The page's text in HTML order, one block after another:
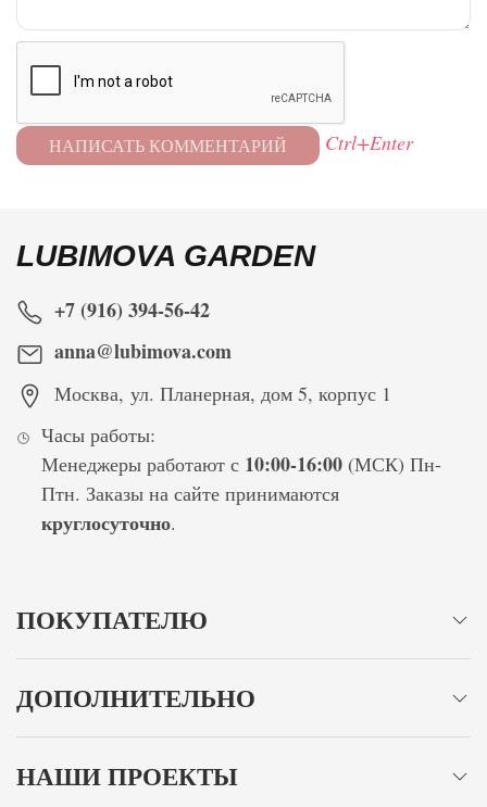
Ctrl+Enter
LUBIMOVA GARDEN
+7 (916) 394-56-42
anna@lubimova.com
Москва, ул. Планерная, дом 5, корпус 1
Часы работы:
Менеджеры работают с 10:00-16:00(МСК) Пн-
Птн. Заказы на сайте принимаются
круглосуточно.
ПОКУПАТЕЛЮ
ДОПОЛНИТЕЛЬНО
НАШИ ПРОЕКТЫ